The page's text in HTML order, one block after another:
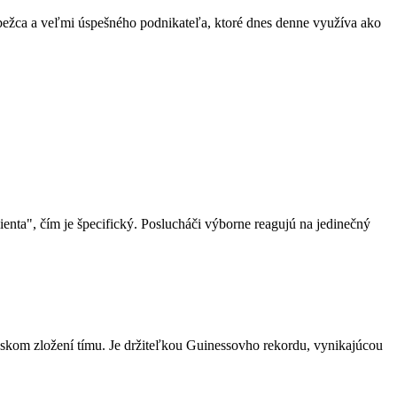
a veľmi úspešného podnikateľa, ktoré dnes denne využíva ako
čím je špecifický. Poslucháči výborne reagujú na jedinečný
zložení tímu. Je držiteľkou Guinessovho rekordu, vynikajúcou